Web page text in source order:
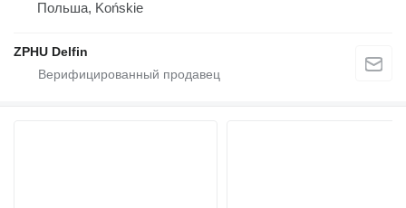
Польша, Końskie
ZPHU Delfin